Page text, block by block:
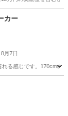
カー
8月7日
る感じです。170cm